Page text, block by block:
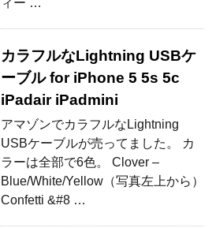
ィー …
カラフルなLightning USBケ
ーブル for iPhone 5 5s 5c
iPadair iPadmini
アマゾンでカラフルなLightning
USBケーブルが売ってました。 カ
ラーは全部で6色。 Clover –
Blue/White/Yellow（写真左上から）
Confetti &#8 …